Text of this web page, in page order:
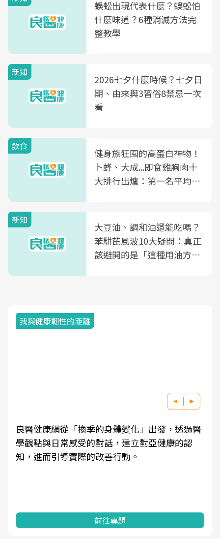
蜈蚣出現代表什麼？蜈蚣怕
什麼味道？6種消滅方法完
整教學
新知
2026七夕什麼時候？七夕日
期、由來與3習俗8禁忌一次
看
飲食
健身族狂囤的高蛋白神物！
卜蜂、大成...即食雞胸肉十
大排行出爐：第一名平均一
新知
大豆油、調和油還能吃嗎？
苯駢芘風波10大疑問：真正
該避開的是「這種用油方
我與健康韌性的距離
良醫健康網從「換季的身體變化」出發，透過醫
學觀點與日常感受的對話，建立對亞健康的認
知，進而引導實際的改善行動。
前往專題